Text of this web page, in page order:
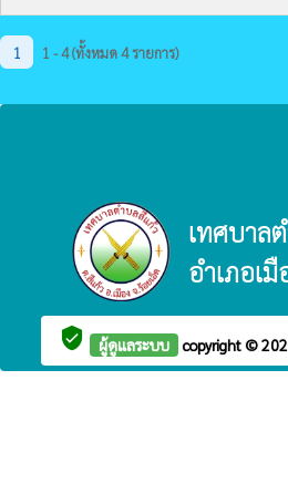
1 1 - 4 (ทั้งหมด 4 รายการ)
เทศบาล
อำเภอเ
verified_user ผู้ดูแลระบบ copyright ©